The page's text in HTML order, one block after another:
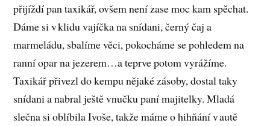
přijíždí pan taxikář, ovšem není zase moc kam spěchat.
Dáme si v klidu vajíčka na snídani, černý čaj a
marmeládu, sbalíme věci, pokocháme se pohledem na
ranní opar na jezerem…a teprve potom vyrážíme.
Taxikář přivezl do kempu nějaké zásoby, dostal taky
snídani a nabral ještě vnučku paní majitelky. Mladá
slečna si oblíbila Ivoše, takže máme o hihňání v autě